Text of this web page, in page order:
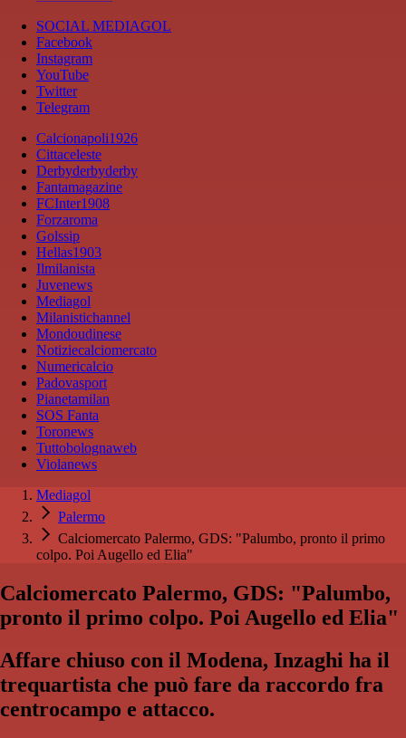
SOCIAL MEDIAGOL
Facebook
Instagram
YouTube
Twitter
Telegram
Calcionapoli1926
Cittaceleste
Derbyderbyderby
Fantamagazine
FCInter1908
Forzaroma
Golssip
Hellas1903
Ilmilanista
Juvenews
Mediagol
Milanistichannel
Mondoudinese
Notiziecalciomercato
Numericalcio
Padovasport
Pianetamilan
SOS Fanta
Toronews
Tuttobolognaweb
Violanews
Mediagol
Palermo
Calciomercato Palermo, GDS: "Palumbo, pronto il primo
colpo. Poi Augello ed Elia"
Calciomercato Palermo, GDS: "Palumbo,
pronto il primo colpo. Poi Augello ed Elia"
Affare chiuso con il Modena, Inzaghi ha il
trequartista che può fare da raccordo fra
centrocampo e attacco.